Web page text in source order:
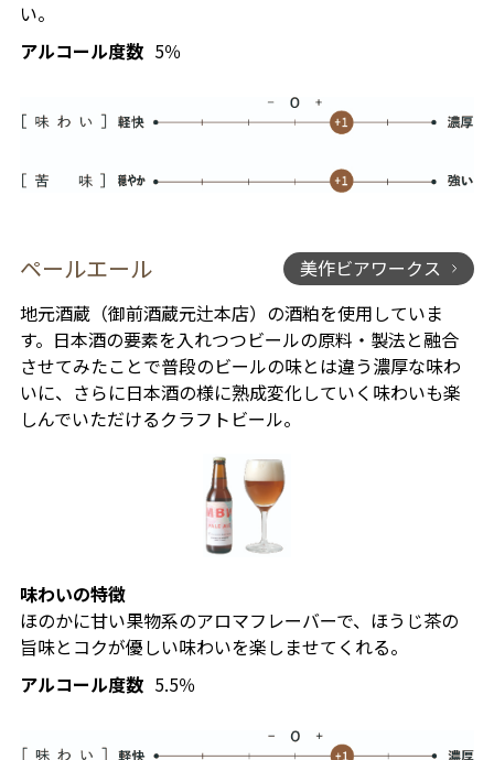
い。
アルコール度数 5％
ペールエール
美作ビアワークス
地元酒蔵（御前酒蔵元辻本店）の酒粕を使用していま
す。日本酒の要素を入れつつビールの原料・製法と融合
させてみたことで普段のビールの味とは違う濃厚な味わ
いに、さらに日本酒の様に熟成変化していく味わいも楽
しんでいただけるクラフトビール。
味わいの特徴
ほのかに甘い果物系のアロマフレーバーで、ほうじ茶の
旨味とコクが優しい味わいを楽しませてくれる。
アルコール度数 5.5％